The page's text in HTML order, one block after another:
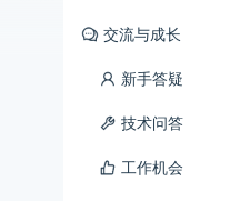
交流与成长
新手答疑
技术问答
工作机会